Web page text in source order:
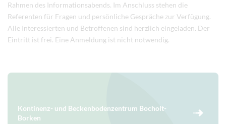
Rahmen des Informationsabends. Im Anschluss stehen die
Referenten für Fragen und persönliche Gespräche zur Verfügung.
Alle Interessierten und Betroffenen sind herzlich eingeladen. Der
Eintritt ist frei. Eine Anmeldung ist nicht notwendig.
Kontinenz- und Beckenbodenzentrum Bocholt-
Borken